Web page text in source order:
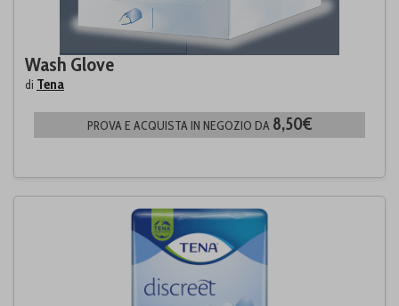
Wash Glove
di Tena
PROVA E ACQUISTA IN NEGOZIO DA 8,50€